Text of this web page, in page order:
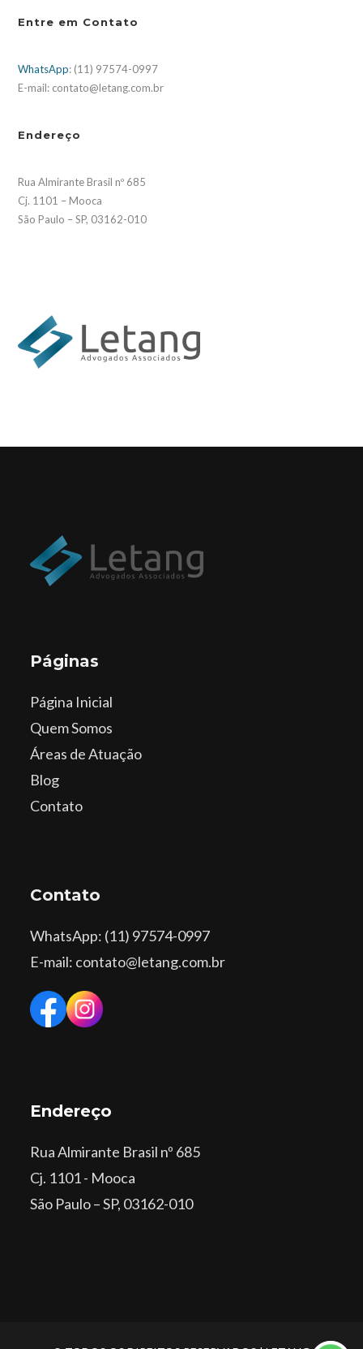
Entre em Contato
WhatsApp: (11) 97574-0997
E-mail: contato@letang.com.br
Endereço
Rua Almirante Brasil nº 685
Cj. 1101 – Mooca
São Paulo – SP, 03162-010
Páginas
Página Inicial
Quem Somos
Áreas de Atuação
Blog
Contato
Contato
WhatsApp: (11) 97574-0997
E-mail: contato@letang.com.br
Endereço
Rua Almirante Brasil nº 685
Cj. 1101 - Mooca
São Paulo – SP, 03162-010